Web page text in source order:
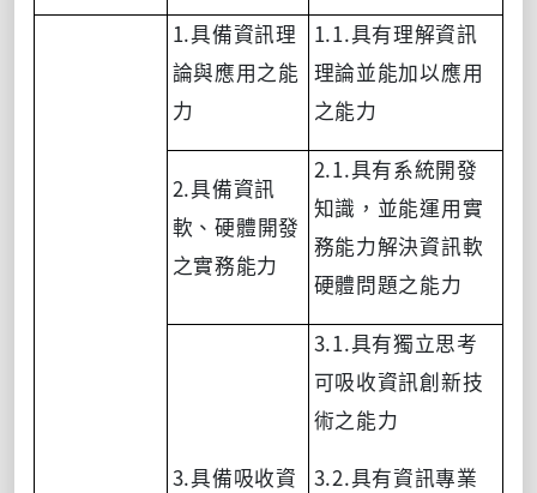
1.具備資訊理
論與應用之能
力
1.1.具有理解資訊
理論並能加以應用
之能力
2.具備資訊
軟 、硬體開發
之實務能力
2.1.具有系統開發
知識，並能運用實
務能力解決資訊軟
硬體問題之能力
3.具備吸收資
3.1.具有獨立思考
可吸收資訊創新技
術之能力
3.2.具有資訊專業